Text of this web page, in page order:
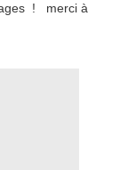
! merci à